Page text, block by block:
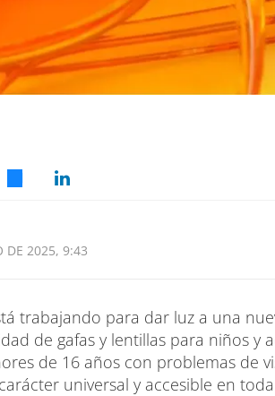
DE 2025, 9:43
trabajando para dar luz a una
de gafas y lentillas para niños y
de 16 años con problemas de
universal y accesible en